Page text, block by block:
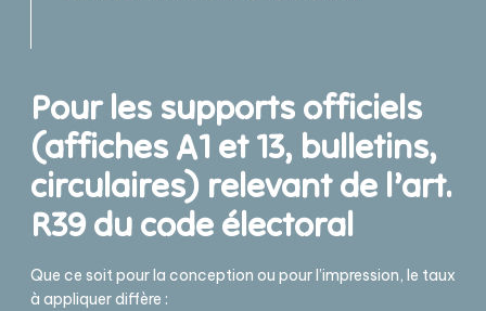
Pour les supports officiels
(affiches A1 et 13, bulletins,
circulaires) relevant de l’art.
R39 du code électoral
Que ce soit pour la conception ou pour l’impression, le taux
à appliquer diffère :